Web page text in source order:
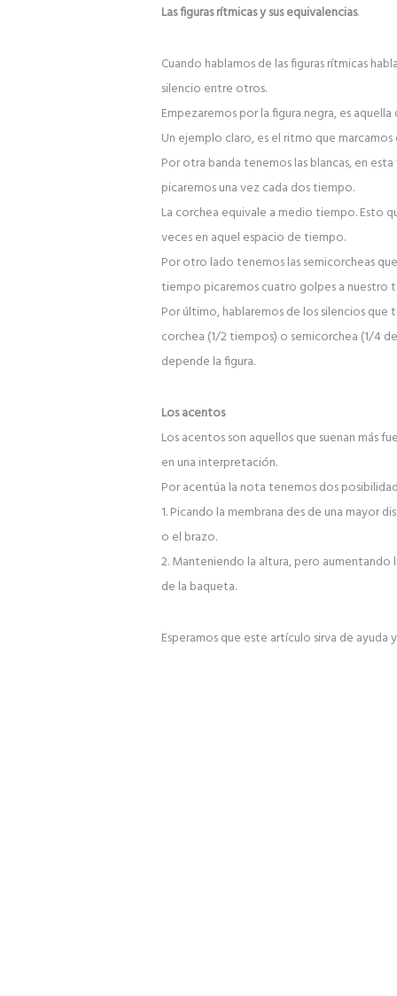
Las figuras rítmicas y sus equivalencias.
Cuando hablamos de las figuras rítmicas
silencio entre otros.
Empezaremos por la figura negra, es
Un ejemplo claro, es el ritmo que
Por otra banda tenemos las blancas, en
picaremos una vez cada dos tiempo.
La corchea equivale a medio tiempo. Esto
veces en aquel espacio de tiempo.
Por otro lado tenemos las semicorcheas
tiempo picaremos cuatro golpes a nuestro
Por último, hablaremos de los silencios
corchea (1/2 tiempos) o semicorchea (1/4
depende la figura.
Los acentos
Los acentos son aquellos que suenan más
en una interpretación.
Por acentúa la nota tenemos dos
1. Picando la membrana des de una mayor
o el brazo.
2. Manteniendo la altura, pero
de la baqueta.
Esperamos que este artículo sirva de